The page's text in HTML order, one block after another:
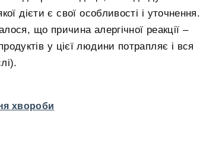
дієти є свої особливості і уточнення.
що причина алергічної реакції –
у цієї людини потрапляє і вся
хвороби